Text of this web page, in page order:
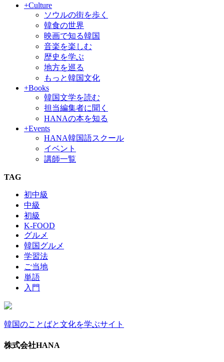
+Culture
ソウルの街を歩く
韓食の世界
映画で知る韓国
音楽を楽しむ
歴史を学ぶ
地方を巡る
もっと韓国文化
+Books
韓国文学を読む
担当編集者に聞く
HANAの本を知る
+Events
HANA韓国語スクール
イベント
講師一覧
TAG
初中級
中級
初級
K-FOOD
グルメ
韓国グルメ
学習法
ご当地
単語
入門
韓国のことばと文化を学ぶサイト
株式会社HANA